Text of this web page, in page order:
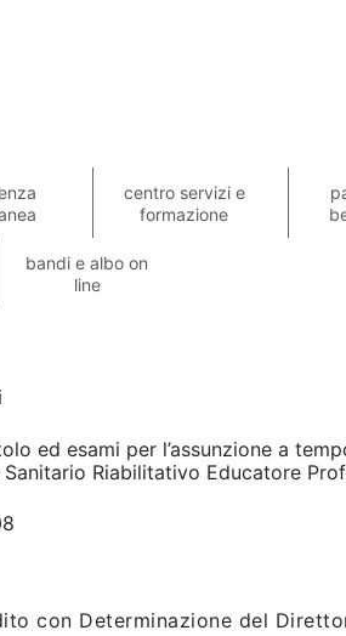
centro servizi e
formazione
bandi e albo on
line
ed esami per l’assunzione a
Riabilitativo Educatore
con Determinazione del